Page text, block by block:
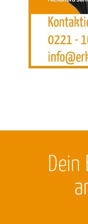
Dein